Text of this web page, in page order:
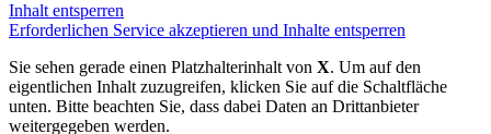
Inhalt entsperren
Erforderlichen Service akzeptieren und Inhalte entsperren
Sie sehen gerade einen Platzhalterinhalt von X. Um auf den
eigentlichen Inhalt zuzugreifen, klicken Sie auf die Schaltfläche
unten. Bitte beachten Sie, dass dabei Daten an Drittanbieter
weitergegeben werden.